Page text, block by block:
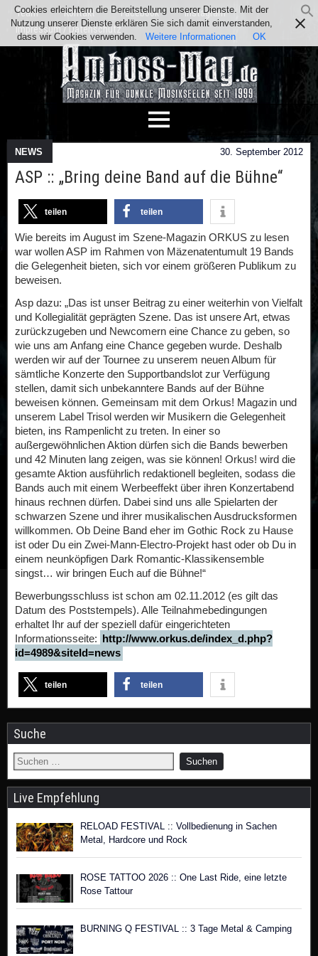
Team Kontakt Facebook
Instagram
Impressum / Datenschutz
NEWS 30. September 2012
ASP :: „Bring deine Band auf die Bühne“
teilen teilen
Wie bereits im August im Szene-Magazin ORKUS zu lesen
war wollen ASP im Rahmen von Mäzenatentumult 19 Bands
die Gelegenheit bieten, sich vor einem größeren Publikum zu
beweisen.
Asp dazu: „Das ist unser Beitrag zu einer weiterhin von Vielfalt
und Kollegialität geprägten Szene. Das ist unsere Art, etwas
zurückzugeben und Newcomern eine Chance zu geben, so
wie uns am Anfang eine Chance gegeben wurde. Deshalb
werden wir auf der Tournee zu unserem neuen Album für
sämtliche Konzerte den Supportbandslot zur Verfügung
stellen, damit sich unbekanntere Bands auf der Bühne
beweisen können. Gemeinsam mit dem Orkus! Magazin und
unserem Label Trisol werden wir Musikern die Gelegenheit
bieten, ins Rampenlicht zu treten. In einer so
außergewöhnlichen Aktion dürfen sich die Bands bewerben
und 42 Minuten lang zeigen, was sie können! Orkus! wird die
gesamte Aktion ausführlich redaktionell begleiten, sodass die
Bands auch mit einem Werbeeffekt über ihren Konzertabend
hinaus rechnen dürfen. Dabei sind uns alle Spielarten der
schwarzen Szene und ihrer musikalischen Ausdrucksformen
willkommen. Ob Deine Band eher im Gothic Rock zu Hause
ist oder Du ein Zwei-Mann-Electro-Projekt hast oder ob Du in
einem neunköpfigen Dark Romantic-Klassikensemble
singst… wir bringen Euch auf die Bühne!“
Bewerbungsschluss ist schon am 02.11.2012 (es gilt das
Datum des Poststempels). Alle Teilnahmebedingungen
erhaltet Ihr auf der speziell dafür eingerichteten
Informationsseite: http://www.orkus.de/index_d.php?
id=4989&siteId=news
teilen teilen
Suche
Live Empfehlung
RELOAD FESTIVAL :: Vollbedienung in Sachen
Metal, Hardcore und Rock
ROSE TATTOO 2026 :: One Last Ride, eine letzte
Rose Tattour
BURNING Q FESTIVAL :: 3 Tage Metal & Camping
Cookies erleichtern die Bereitstellung unserer Dienste. Mit der
Nutzung unserer Dienste erklären Sie sich damit einverstanden,
dass wir Cookies verwenden.
Weitere Informationen OK